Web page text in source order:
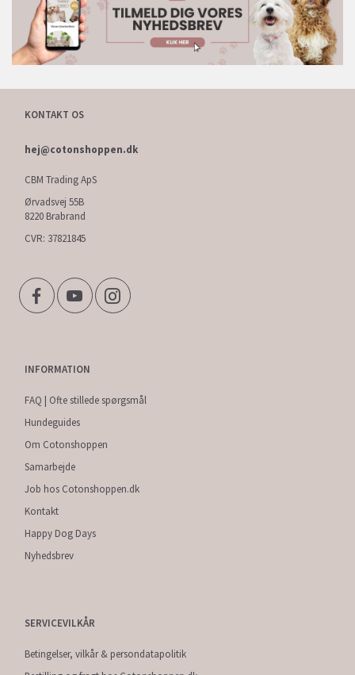
KONTAKT OS
hej@cotonshoppen.dk
CBM Trading ApS
Ørvadsvej 55B
8220 Brabrand
CVR: 37821845
INFORMATION
FAQ | Ofte stillede spørgsmål
Hundeguides
Om Cotonshoppen
Samarbejde
Job hos Cotonshoppen.dk
Kontakt
Happy Dog Days
Nyhedsbrev
SERVICEVILKÅR
Betingelser, vilkår & persondatapolitik